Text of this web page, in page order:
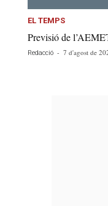
EL TEMPS
Previsió de
Redacció - 7 d'agost de